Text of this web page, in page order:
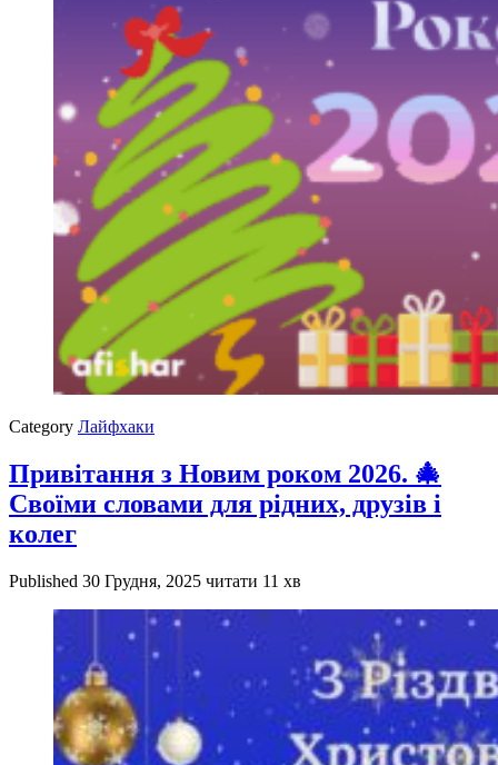
Category Лайфхаки
Привітання з Новим роком 2026. 🎄
Своїми словами для рідних, друзів і
колег
Published 30 Грудня, 2025 читати 11 хв